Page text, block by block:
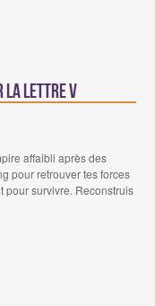
la lettre V
affaibli après des
pour retrouver tes forces
pour survivre. Reconstruis